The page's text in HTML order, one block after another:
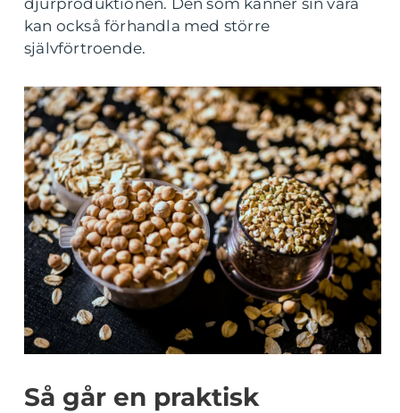
djurproduktionen. Den som känner sin vara
kan också förhandla med större
självförtroende.
Så går en praktisk